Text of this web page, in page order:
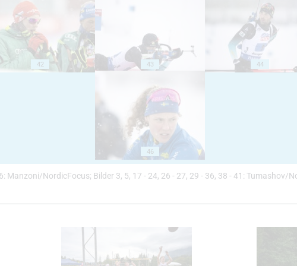
42 43 44
46
Manzoni/NordicFocus; Bilder 3, 5, 17 - 24, 26 - 27, 29 - 36, 38 - 41: Tumashov/